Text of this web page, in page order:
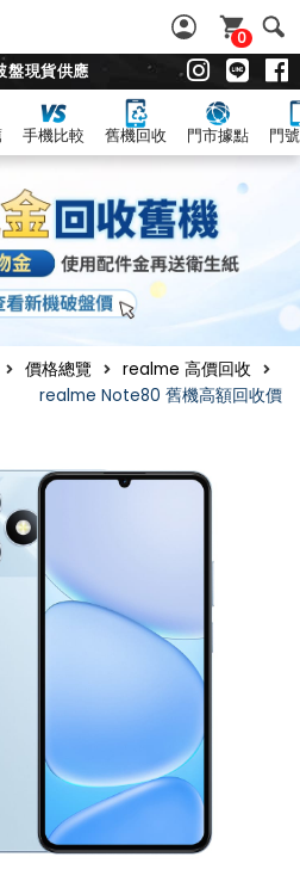
0
盤現貨供應
手機比較 舊機回收 門市據點 門
價格總覽
realme 高價回收
realme Note80 舊機高額回收價